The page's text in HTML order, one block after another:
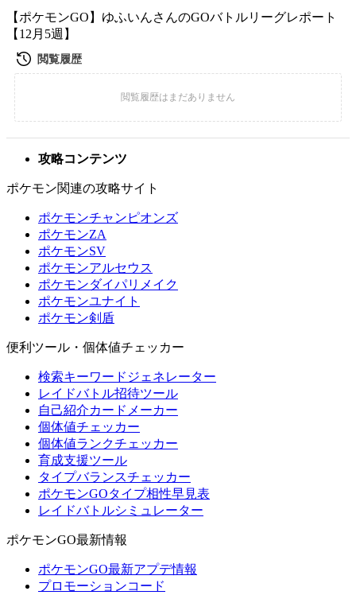
【ポケモンGO】ゆふいんさんのGOバトルリーグレポート
【12月5週】
攻略コンテンツ
ポケモン関連の攻略サイト
ポケモンチャンピオンズ
ポケモンZA
ポケモンSV
ポケモンアルセウス
ポケモンダイパリメイク
ポケモンユナイト
ポケモン剣盾
便利ツール・個体値チェッカー
検索キーワードジェネレーター
レイドバトル招待ツール
自己紹介カードメーカー
個体値チェッカー
個体値ランクチェッカー
育成支援ツール
タイプバランスチェッカー
ポケモンGOタイプ相性早見表
レイドバトルシミュレーター
ポケモンGO最新情報
ポケモンGO最新アプデ情報
プロモーションコード